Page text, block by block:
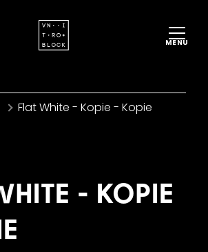
MENU
Flat White - Kopie - Kopie
- KOPIE